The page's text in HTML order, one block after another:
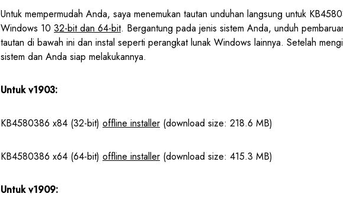
Untuk mempermudah Anda, saya menemukan tautan unduhan langsung untuk
Windows 10 32-bit dan 64-bit. Bergantung pada jenis sistem Anda, unduh
tautan di bawah ini dan instal seperti perangkat lunak Windows lainnya. Setelah
sistem dan Anda siap melakukannya.
Untuk v1903:
KB4580386 x84 (32-bit) offline installer (download size: 218.6 MB)
KB4580386 x64 (64-bit) offline installer (download size: 415.3 MB)
Untuk v1909: